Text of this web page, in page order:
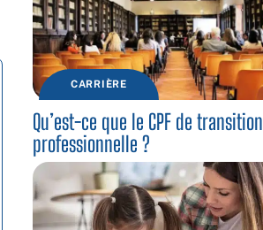
CARRIÈRE
Qu’est-ce que le CPF de transition
professionnelle ?